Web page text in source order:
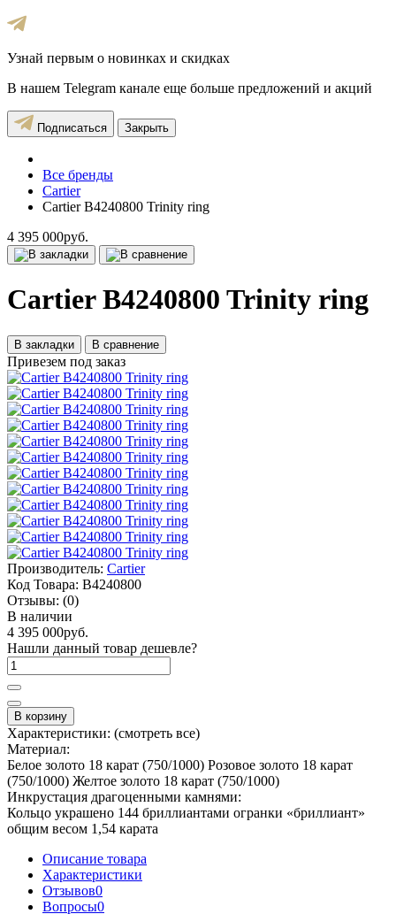
Узнай первым о новинках и скидках
В нашем Telegram канале еще больше предложений и акций
Подписаться Закрыть
Все бренды
Cartier
Cartier B4240800 Trinity ring
4 395 000руб.
Cartier B4240800 Trinity ring
В закладки В сравнение
Привезем под заказ
Производитель: Cartier
Код Товара: B4240800
Отзывы: (0)
В наличии
4 395 000руб.
Нашли данный товар дешевле?
В корзину
Характеристики: (смотреть все)
Материал:
Белое золото 18 карат (750/1000) Розовое золото 18 карат
(750/1000) Желтое золото 18 карат (750/1000)
Инкрустация драгоценными камнями:
Кольцо украшено 144 бриллиантами огранки «бриллиант»
общим весом 1,54 карата
Описание товара
Характеристики
Отзывов0
Вопросы0